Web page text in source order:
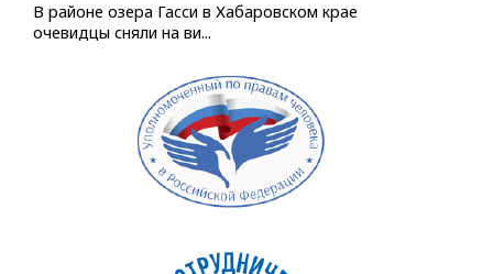
В районе озера Гасси в Хабаровском крае
очевидцы сняли на ви...